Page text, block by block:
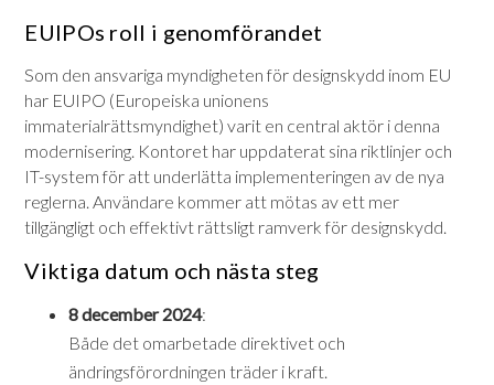
EUIPOs roll i genomförandet
Som den ansvariga myndigheten för designskydd inom EU
har EUIPO (Europeiska unionens
immaterialrättsmyndighet) varit en central aktör i denna
modernisering. Kontoret har uppdaterat sina riktlinjer och
IT-system för att underlätta implementeringen av de nya
reglerna. Användare kommer att mötas av ett mer
tillgängligt och effektivt rättsligt ramverk för designskydd.
Viktiga datum och nästa steg
8 december 2024:
Både det omarbetade direktivet och
ändringsförordningen träder i kraft.